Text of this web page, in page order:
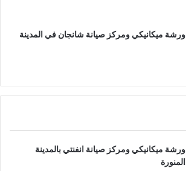
ورشة ميكانيكي ومركز صيانة شانجان في المدينة
ورشة ميكانيكي ومركز صيانة انفنتي بالمدينة
المنورة